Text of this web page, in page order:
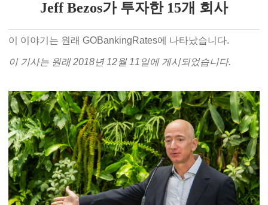
Jeff Bezos가 투자한 15개 회사
이 이야기는 원래 GOBankingRates에 나타났습니다.
이 기사는 원래 2018년 12월 11일에 게시되었습니다.